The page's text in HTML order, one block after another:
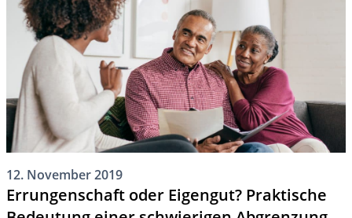
12. November 2019
Errungenschaft oder Eigengut? Praktische